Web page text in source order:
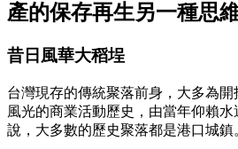
產的保存再生另一種思維
昔日風華大稻埕
台灣現存的傳統聚落前身，大多為
風光的商業活動歷史，由當年仰賴
說，大多數的歷史聚落都是港口城鎮